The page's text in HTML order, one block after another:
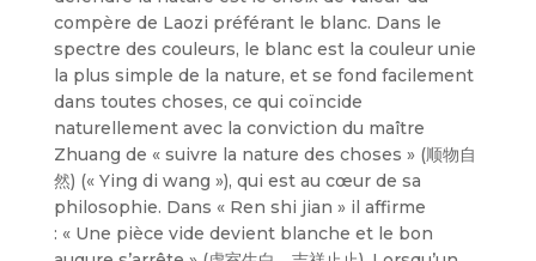
compère de Laozi préférant le blanc. Dans le
spectre des couleurs, le blanc est la couleur unie
la plus simple de la nature, et se fond facilement
dans toutes choses, ce qui coïncide
naturellement avec la conviction du maître
Zhuang de « suivre la nature des choses » (顺物自
然) (« Ying di wang »), qui est au cœur de sa
philosophie. Dans « Ren shi jian » il affirme
: « Une pièce vide devient blanche et le bon